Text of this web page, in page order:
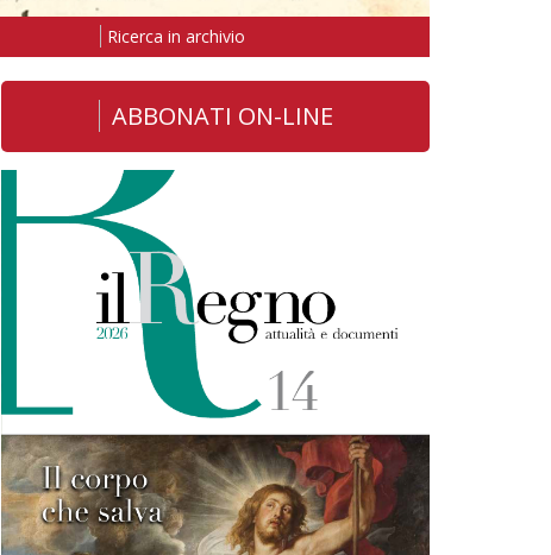
Ricerca in archivio
ABBONATI ON-LINE